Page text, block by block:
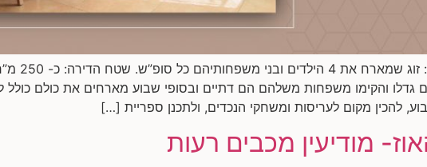
שיפוץ
גדלו והקימו משפחות משלהם הם דתיים ובסופי שבוע מארחים את כולם כולל
להכין מקום לעריסות ומשחקי הנכדים, ולתכנן ספריית […]
מודיעין מכבים רעות